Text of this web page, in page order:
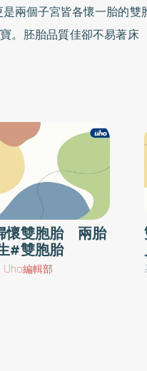
力倡導採用單一胚胎植入
SET)，期望孕育足月
生和少於2500克的新生兒
而每年的11月17日是世界
Day)，這一天全球
式活動以響應關懷早產
早產的預防與發生，同時關
成長階段，幫助這些小
在2018年台灣每10名新
早產兒之醫院照護費用即
兩個子宮皆各懷一胎的
。胚胎品質佳卻不易著
增加著床率，安排進行子
取卵及體外受精，讓兩邊
但李小姐的子宮彎曲角度
，而後來也順利懷孕至足月
使得懷孕及生產過程皆十分
懷雙胞胎 兩胎
#雙胞胎
Uho編輯部